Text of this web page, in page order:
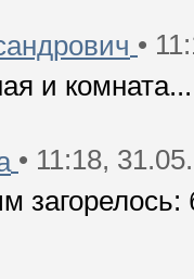
•
и комната...
• 11:18,